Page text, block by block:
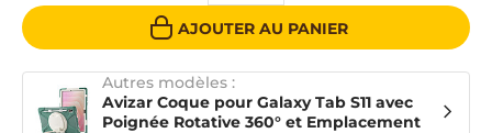
AJOUTER AU PANIER
Autres modèles :
Avizar Coque pour Galaxy Tab S11 avec
Poignée Rotative 360° et Emplacement